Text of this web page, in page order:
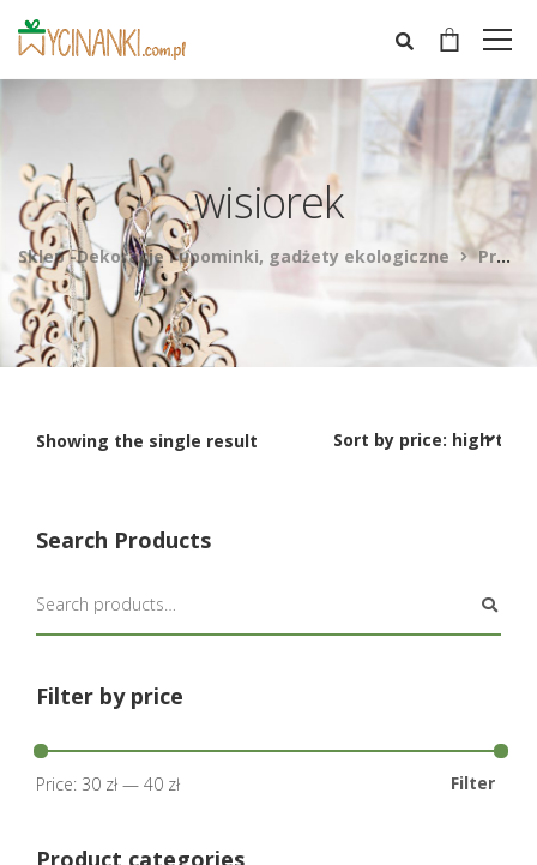
wisiorek
Sklep -Dekoracje i upominki, gadżety ekologiczne Products
Showing the single result
Search Products
Filter by price
Filter
Price: 30 zł — 40 zł
Product categories